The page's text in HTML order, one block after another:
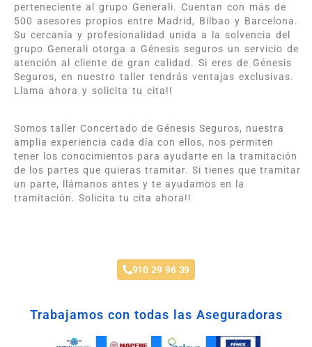
perteneciente al grupo Generali. Cuentan con más de
500 asesores propios entre Madrid, Bilbao y Barcelona.
Su cercanía y profesionalidad unida a la solvencia del
grupo Generali otorga a Génesis seguros un servicio de
atención al cliente de gran calidad. Si eres de Génesis
Seguros, en nuestro taller tendrás ventajas exclusivas.
Llama ahora y solicita tu cita!!
Somos taller Concertado de Génesis Seguros, nuestra
amplia experiencia cada día con ellos, nos permiten
tener los conocimientos para ayudarte en la tramitación
de los partes que quieras tramitar. Si tienes que tramitar
un parte, llámanos antes y te ayudamos en la
tramitación. Solicita tu cita ahora!!
910 29 96 39
Trabajamos con todas las Aseguradoras